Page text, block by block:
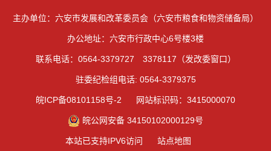
主办单位：六安市发展和改革委员会（六安市粮食和物资储备局）
办公地址：六安市行政中心6号楼3楼
联系电话：0564-3379727 3378117（发改委窗口）
驻委纪检组电话: 0564-3379375
皖ICP备08101158号-2 网站标识码：3415000070
皖公网安备 34150102000129号
本站已支持IPV6访问 站点地图